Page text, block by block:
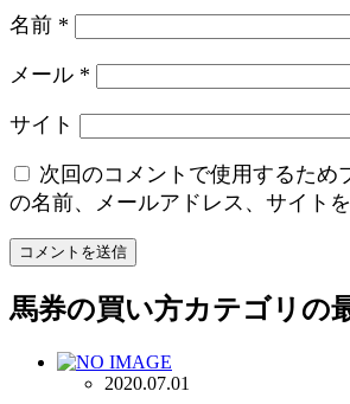
名前 *
メール *
サイト
次回のコメントで使用するため
の名前、メールアドレス、サイトを
馬券の買い方カテゴリの
2020.07.01